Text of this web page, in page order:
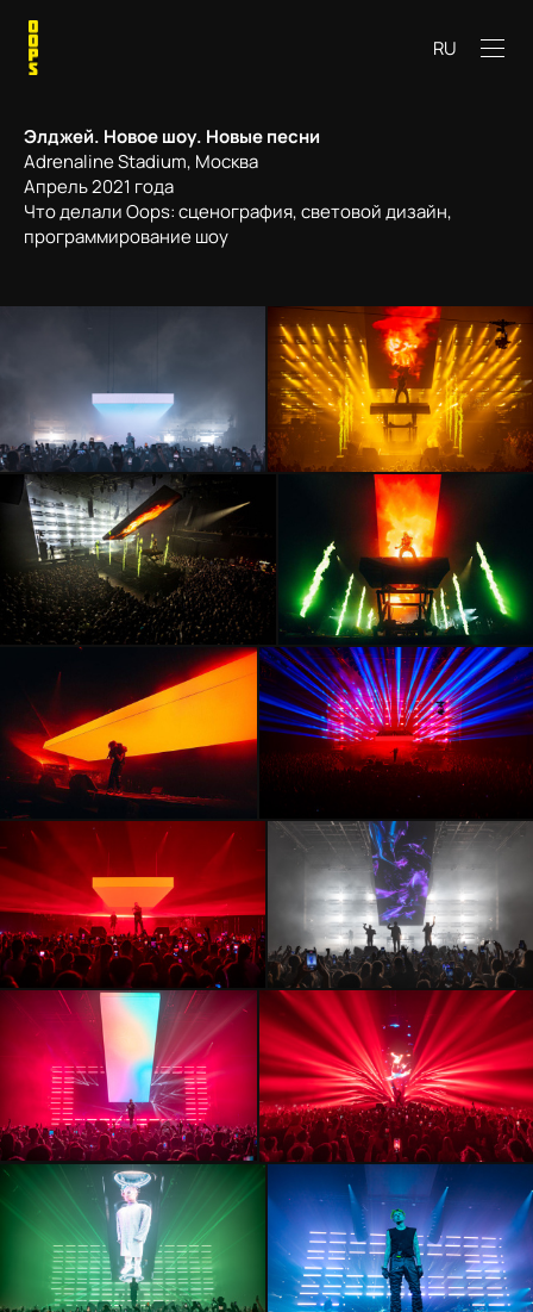
RU
Элджей. Новое шоу. Новые песни
Adrenaline Stadium, Москва
Апрель 2021 года
Что делали Oops: сценография, световой дизайн,
программирование шоу